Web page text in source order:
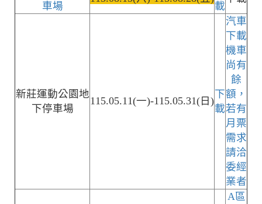
車場 載
新莊運動公園地
下停車場
115.05.11(一)-115.05.31(日)
下
載
汽車
下載
機車
尚有
餘
額，
若有
月票
需求
請洽
委經
業者
A區